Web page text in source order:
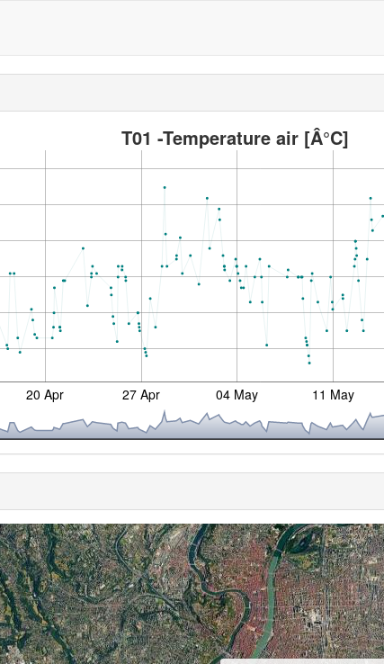
T01 -Temperature air [Â°C]
20 Apr 27 Apr 04 May 11 May